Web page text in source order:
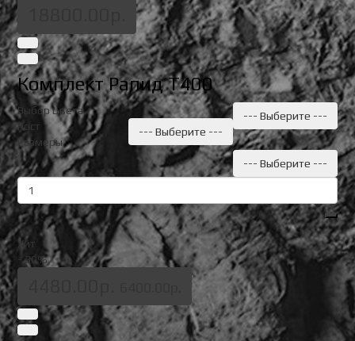
Комплект Рапид Т400
Выбор цвета
--- Выберите ---
Рост
--- Выберите ---
Размеры
--- Выберите ---
Хит
- 30%